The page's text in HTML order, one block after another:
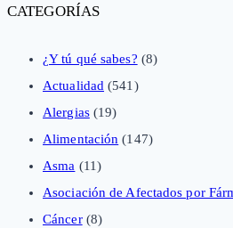
CATEGORÍAS
¿Y tú qué sabes? (8)
Actualidad (541)
Alergias(19)
Alimentación (147)
Asma (11)
Asociación de Afectados por
Cáncer(8)